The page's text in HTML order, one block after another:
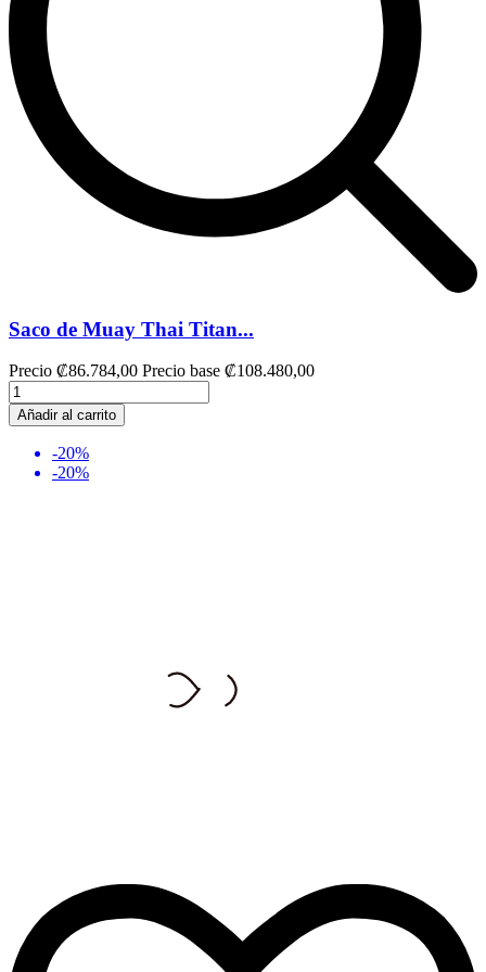
Saco de Muay Thai Titan...
Precio ₡86.784,00 Precio base ₡108.480,00
Añadir al carrito
-20%
-20%